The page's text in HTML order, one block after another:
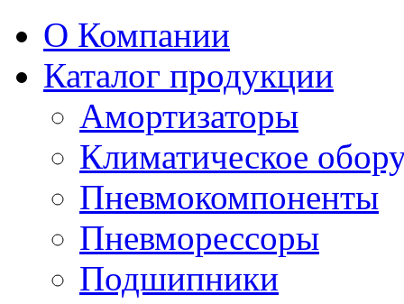
О Компании
Каталог продукции
Амортизаторы
Климатическое
Пневмокомпоненты
Пневморессоры
Подшипники